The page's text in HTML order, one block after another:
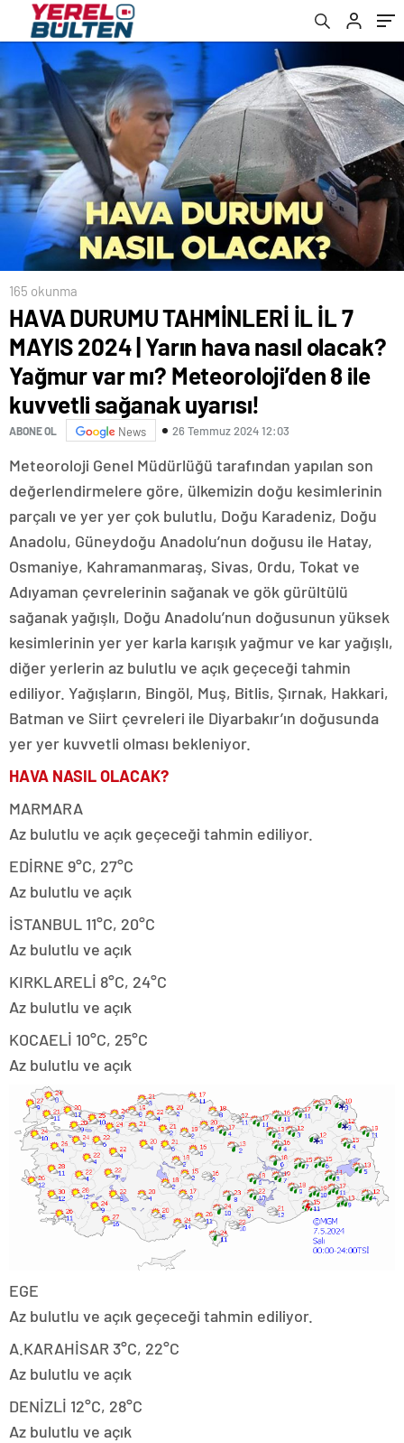
mı? Meteoroloji’den 8 ile kuvvetli sağanak
uyarısı!
165 okunma
HAVA DURUMU TAHMİNLERİ İL İL 7
MAYIS 2024 | Yarın hava nasıl olacak?
Yağmur var mı? Meteoroloji’den 8 ile
kuvvetli sağanak uyarısı!
ABONE OL News 26 Temmuz 2024 12:03
Meteoroloji Genel Müdürlüğü tarafından yapılan son
değerlendirmelere göre, ülkemizin doğu kesimlerinin
parçalı ve yer yer çok bulutlu, Doğu Karadeniz, Doğu
Anadolu, Güneydoğu Anadolu’nun doğusu ile Hatay,
Osmaniye, Kahramanmaraş, Sivas, Ordu, Tokat ve
Adıyaman çevrelerinin sağanak ve gök gürültülü
sağanak yağışlı, Doğu Anadolu’nun doğusunun yüksek
kesimlerinin yer yer karla karışık yağmur ve kar yağışlı,
diğer yerlerin az bulutlu ve açık geçeceği tahmin
ediliyor. Yağışların, Bingöl, Muş, Bitlis, Şırnak, Hakkari,
Batman ve Siirt çevreleri ile Diyarbakır’ın doğusunda
yer yer kuvvetli olması bekleniyor.
HAVA NASIL OLACAK?
MARMARA
Az bulutlu ve açık geçeceği tahmin ediliyor.
EDİRNE 9°C, 27°C
Az bulutlu ve açık
İSTANBUL 11°C, 20°C
Az bulutlu ve açık
KIRKLARELİ 8°C, 24°C
Az bulutlu ve açık
KOCAELİ 10°C, 25°C
Az bulutlu ve açık
EGE
Az bulutlu ve açık geçeceği tahmin ediliyor.
A.KARAHİSAR 3°C, 22°C
Az bulutlu ve açık
DENİZLİ 12°C, 28°C
Az bulutlu ve açık
sonuçları açıklandı mı, sonuçlar nasıl
öğrenilir? İOKBS (Bursluluk sınavı) sonuç
tarihi bilgisi!